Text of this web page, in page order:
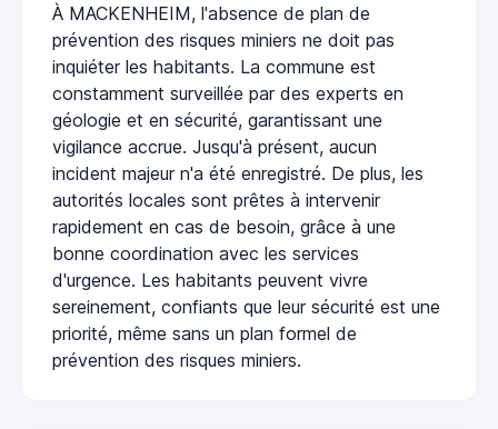
À MACKENHEIM, l'absence de plan de
prévention des risques miniers ne doit pas
inquiéter les habitants. La commune est
constamment surveillée par des experts en
géologie et en sécurité, garantissant une
vigilance accrue. Jusqu'à présent, aucun
incident majeur n'a été enregistré. De plus, les
autorités locales sont prêtes à intervenir
rapidement en cas de besoin, grâce à une
bonne coordination avec les services
d'urgence. Les habitants peuvent vivre
sereinement, confiants que leur sécurité est une
priorité, même sans un plan formel de
prévention des risques miniers.